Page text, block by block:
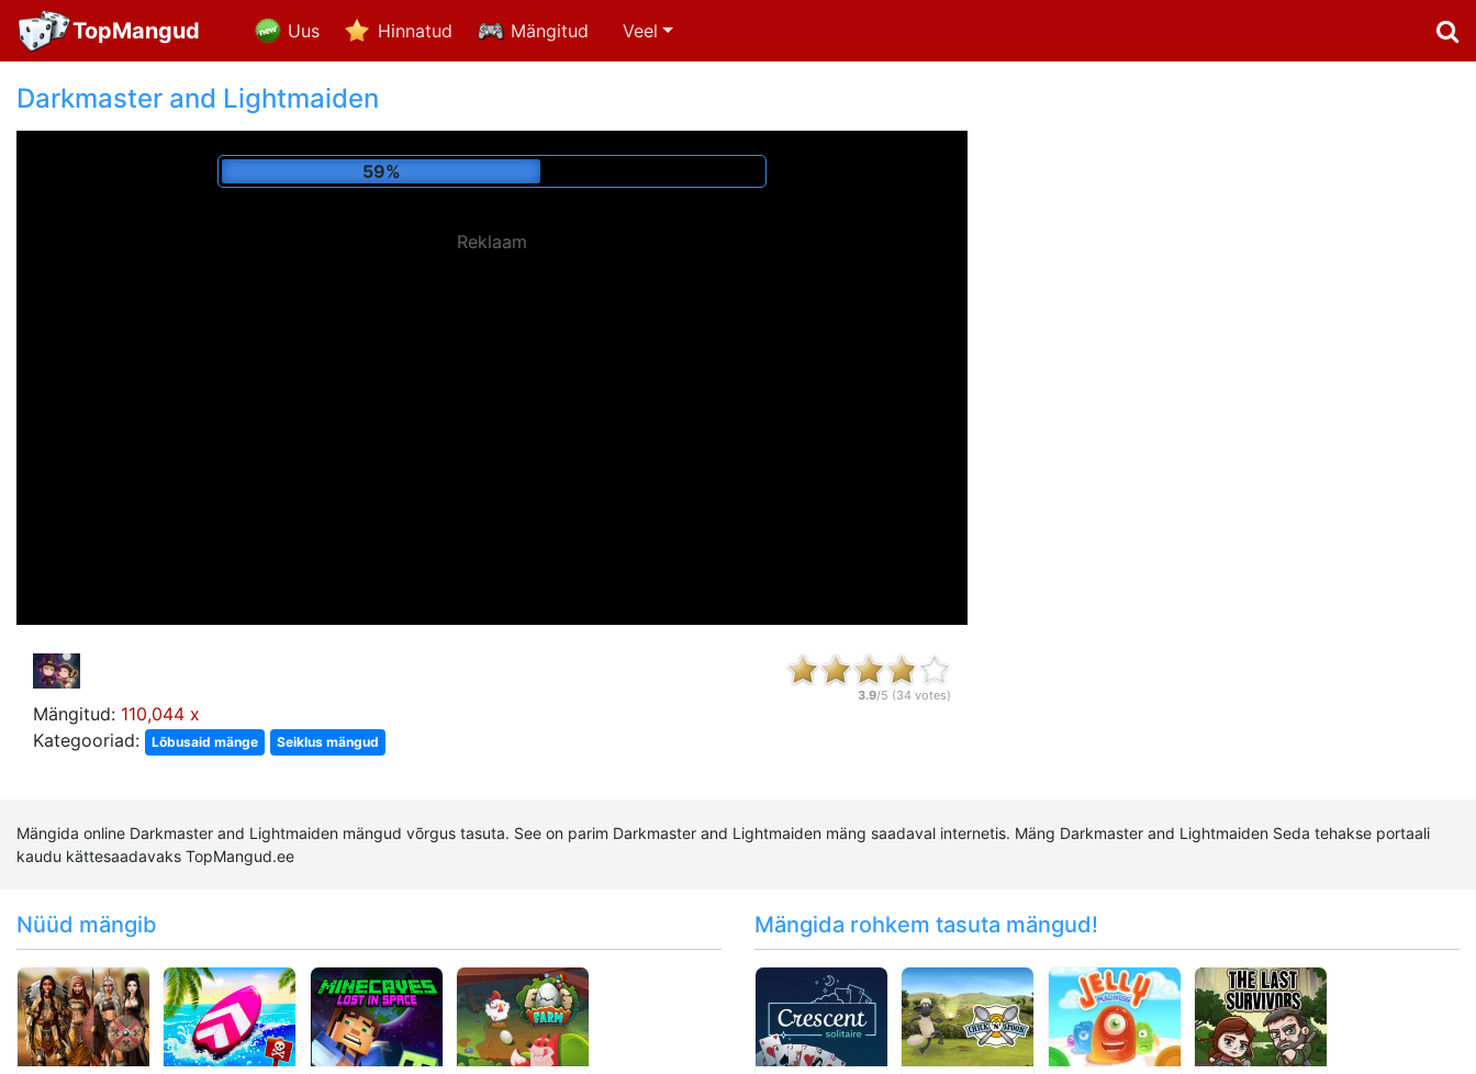
TopMangud Uus Hinnatud Mängitud Veel
Darkmaster and Lightmaiden
69%
Reklaam
Mängitud: 110,044 x
Kategooriad:
Lõbusaid mänge Seiklus mängud
3.9/5 (34 votes)
Mängida online Darkmaster and Lightmaiden mängud võrgus tasuta. See on parim Darkmaster and Lightmaiden mäng saadaval internetis. Mäng Darkmaster and Lightmaiden Seda tehakse portaali
kaudu kättesaadavaks TopMangud.ee
Nüüd mängib Mängida rohkem tasuta mängud!